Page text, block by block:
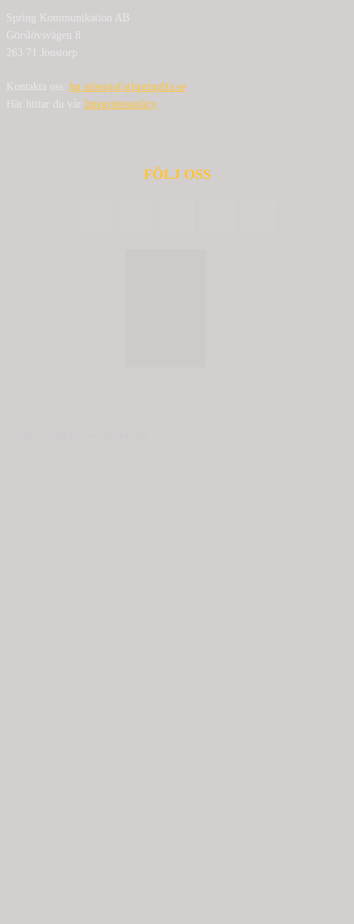
Spring Kommunikation AB
Görslövsvägen 8
263 71 Jonstorp
Kontakta oss: bg.nilensjo[at]springlfa.se
Här hittar du vår Integritetspolicy
FÖLJ OSS